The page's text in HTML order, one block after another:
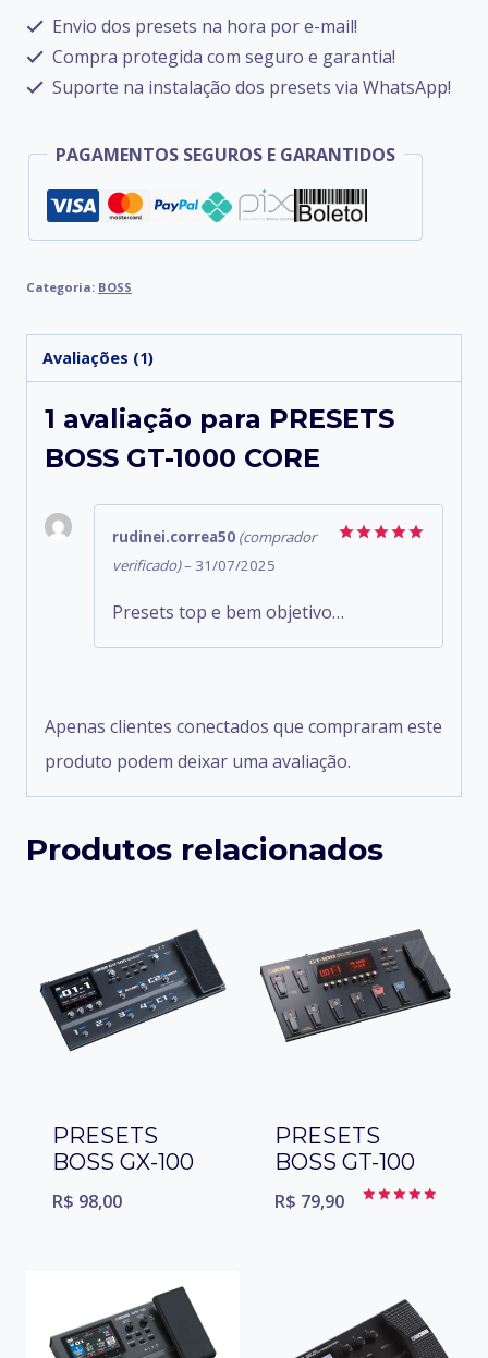
quantidade
Envio dos presets na hora por e-mail!
Compra protegida com seguro e garantia!
Suporte na instalação dos presets via WhatsApp!
PAGAMENTOS SEGUROS E GARANTIDOS
Categoria: BOSS
Avaliações (1)
1 avaliação para PRESETS
BOSS GT-1000 CORE
rudinei.correa50 (comprador
verificado)– 31/07/2025
Presets top e bem objetivo…
Apenas clientes conectados que compraram este
produto podem deixar uma avaliação.
Produtos relacionados
PRESETS
BOSS GX-100
R$ 98,00
PRESETS
BOSS GT-100
R$ 79,90